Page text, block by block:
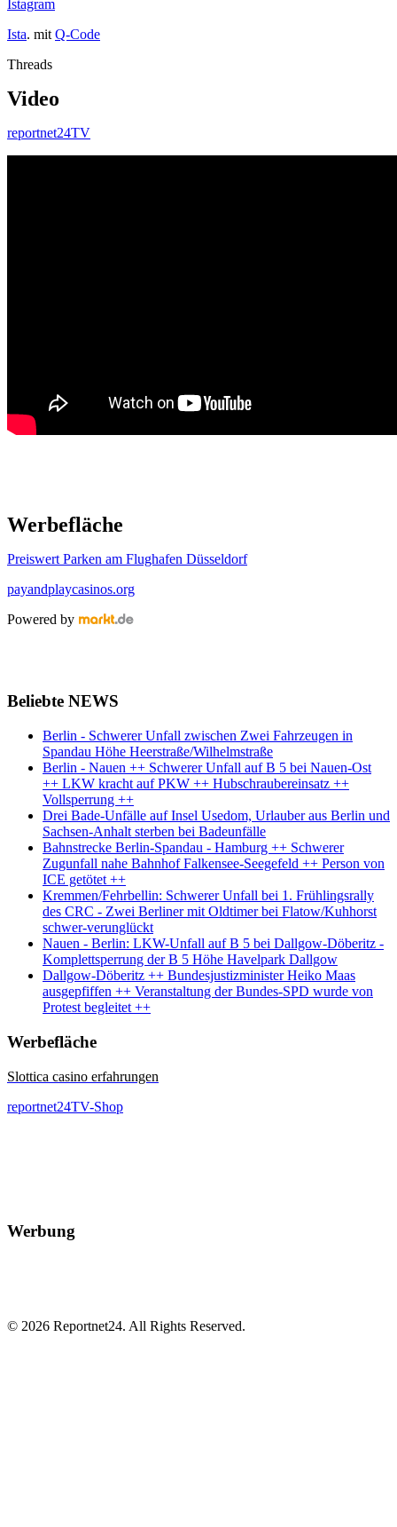
Istagram
Ista. mit Q-Code
Threads
Video
reportnet24TV
Werbefläche
Preiswert Parken am Flughafen Düsseldorf
payandplaycasinos.org
Powered by
Beliebte NEWS
Berlin - Schwerer Unfall zwischen Zwei Fahrzeugen in
Spandau Höhe Heerstraße/Wilhelmstraße
Berlin - Nauen ++ Schwerer Unfall auf B 5 bei Nauen-Ost
++ LKW kracht auf PKW ++ Hubschraubereinsatz ++
Vollsperrung ++
Drei Bade-Unfälle auf Insel Usedom, Urlauber aus Berlin und
Sachsen-Anhalt sterben bei Badeunfälle
Bahnstrecke Berlin-Spandau - Hamburg ++ Schwerer
Zugunfall nahe Bahnhof Falkensee-Seegefeld ++ Person von
ICE getötet ++
Kremmen/Fehrbellin: Schwerer Unfall bei 1. Frühlingsrally
des CRC - Zwei Berliner mit Oldtimer bei Flatow/Kuhhorst
schwer-verunglückt
Nauen - Berlin: LKW-Unfall auf B 5 bei Dallgow-Döberitz -
Komplettsperrung der B 5 Höhe Havelpark Dallgow
Dallgow-Döberitz ++ Bundesjustizminister Heiko Maas
ausgepfiffen ++ Veranstaltung der Bundes-SPD wurde von
Protest begleitet ++
Werbefläche
Slottica casino erfahrungen
reportnet24TV-Shop
Werbung
© 2026 Reportnet24. All Rights Reserved.